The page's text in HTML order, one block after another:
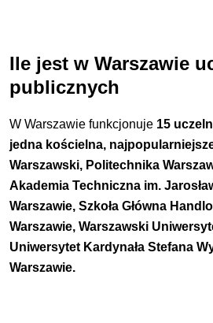
Ile jest w Warszawie
publicznych
W Warszawie funkcjonuje 15
jedna kościelna,
Warszawski, Politechnika
Akademia Techniczna im.
Warszawie,Szkoła Główna
Warszawie,Warszawski
Uniwersytet Kardynała Stefana
Warszawie.